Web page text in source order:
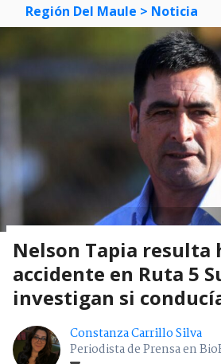
Región Del Maule > Noticia
Nelson Tapia resulta
accidente en Ruta 5
investigan si
Constanza Carrillo Silva
Periodista de Prensa en